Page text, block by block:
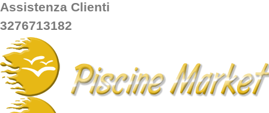
Assistenza Clienti
3276713182